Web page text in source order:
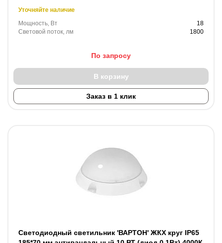
Уточняйте наличие
Мощность, Вт
18
Световой поток, лм
1800
По запросу
В корзину
Заказ в 1 клик
Светодиодный светильник 'ВАРТОН' ЖКХ круг IP65